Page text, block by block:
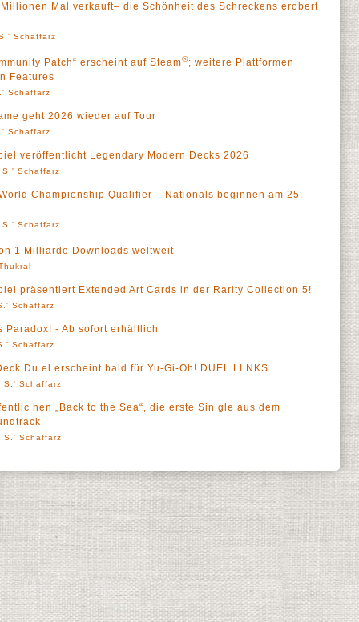
Mal verkauft– die Schönheit des Schreckens erobert
Schaffarz
Patch“ erscheint auf Steam®; weitere Plattformen
Features
Schaffarz
geht 2026 wieder auf Tour
Schaffarz
veröffentlicht Legendary Modern Decks 2026
S.' Schaffarz
Championship Qualifier – Nationals beginnen am 25.
S.' Schaffarz
1 Milliarde Downloads weltweit
präsentiert Extended Art Cards in der Rarity Collection 5!
Schaffarz
Paradox! - Ab sofort erhältlich
Schaffarz
Du el erscheint bald für Yu-Gi-Oh! DUEL LI NKS
S.' Schaffarz
hen „Back to the Sea“, die erste Sin gle aus dem
S.' Schaffarz